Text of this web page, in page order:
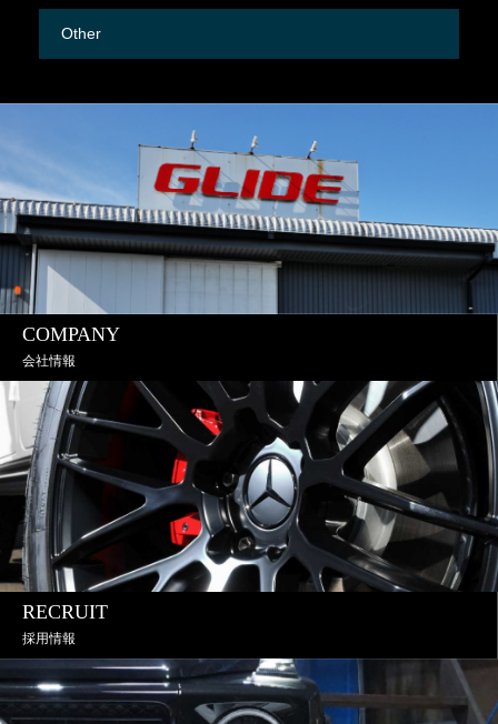
Other
COMPANY
会社情報
RECRUIT
採用情報